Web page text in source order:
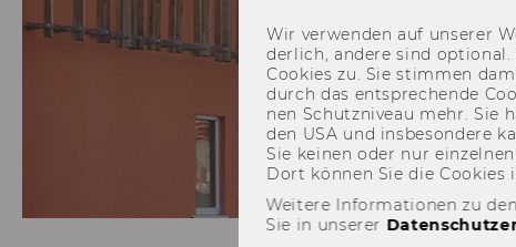
Wir ver­wen­den auf un­se­rer
der­lich, an­de­re sind op­tio­nal.
Coo­kies zu. Sie stim­men
durch das ent­spre­chen­de
nen Schutz­ni­veau mehr. Sie
den USA und ins­be­son­de­re
Sie kei­nen oder nur
Dort kön­nen Sie die Coo­kies
Weitere Informationen zu
Sie in unserer